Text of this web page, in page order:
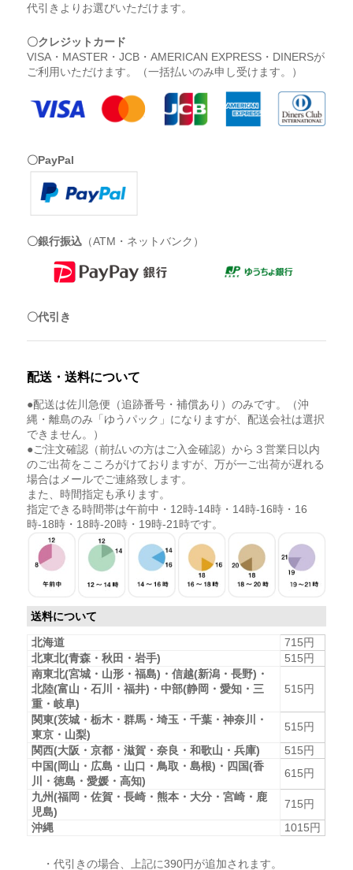
代引きよりお選びいただけます。
〇クレジットカード
VISA・MASTER・JCB・AMERICAN EXPRESS・DINERSが
ご利用いただけます。（一括払いのみ申し受けます。）
〇PayPal
〇銀行振込 （ATM・ネットバンク）
〇代引き
配送・送料について
●配送は佐川急便（追跡番号・補償あり）のみです。（沖
縄・離島のみ「ゆうパック」になりますが、配送会社は選択
できません。）
●ご注文確認（前払いの方はご入金確認）から３営業日以内
のご出荷をこころがけておりますが、万が一ご出荷が遅れる
場合はメールでご連絡致します。
また、時間指定も承ります。
指定できる時間帯は午前中・12時-14時・14時-16時・16
時-18時・18時-20時・19時-21時です。
送料について
北海道
715円
北東北(青森・秋田・岩手)
515円
南東北(宮城・山形・福島)・信越(新潟・長野)・
北陸(富山・石川・福井)・中部(静岡・愛知・三
重・岐阜)
515円
関東(茨城・栃木・群馬・埼玉・千葉・神奈川・
東京・山梨)
515円
関西(大阪・京都・滋賀・奈良・和歌山・兵庫)
515円
中国(岡山・広島・山口・鳥取・島根)・四国(香
川・徳島・愛媛・高知)
615円
九州(福岡・佐賀・長崎・熊本・大分・宮崎・鹿
児島)
715円
沖縄
1015円
・代引きの場合、上記に390円が追加されます。